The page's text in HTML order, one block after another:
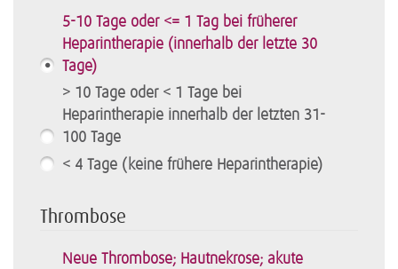
5-10 Tage oder <= 1 Tag bei früherer
Heparintherapie (innerhalb der letzte 30
Tage)
> 10 Tage oder < 1 Tage bei
Heparintherapie innerhalb der letzten 31-
100 Tage
< 4 Tage (keine frühere Heparintherapie)
Thrombose
Neue Thrombose; Hautnekrose; akute